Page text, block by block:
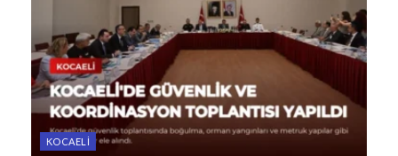
KOCAELI